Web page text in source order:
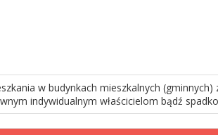
w budynkach mieszkalnych (gminnych)
indywidualnym właścicielom bądź